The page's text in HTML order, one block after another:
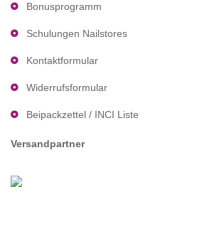
Bonusprogramm
Schulungen Nailstores
Kontaktformular
Widerrufsformular
Beipackzettel / INCI Liste
Versandpartner